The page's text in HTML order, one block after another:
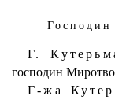
Господин
Г.
господин
Г-жа